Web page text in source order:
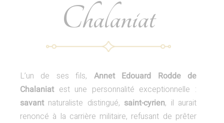
Chalaniat
L’un de ses fils, Annet Edouard Rodde de
Chalaniatest une personnalité exceptionnelle :
savantnaturaliste distingué, saint-cyrien, il aurait
renoncé à la carrière militaire, refusant de prêter